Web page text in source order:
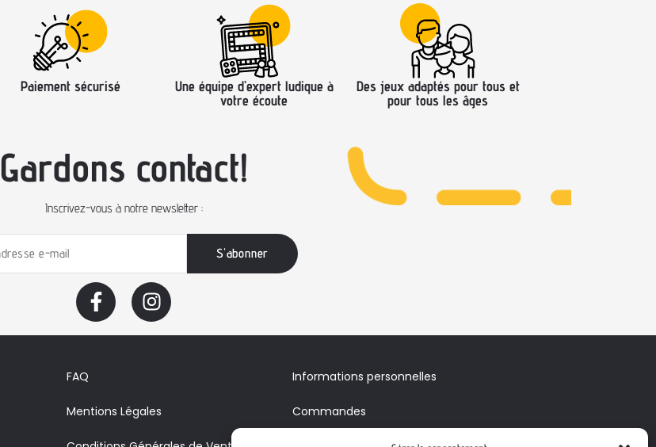
Paiement sécurisé
Une équipe d’expert ludique à
votre écoute
Des jeux adaptés pour tous et
pour tous les âges
Gardons contact!
Inscrivez-vous à notre newsletter :
FAQ
Mentions Légales
Informations personnelles
Commandes